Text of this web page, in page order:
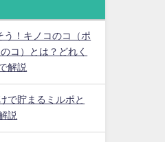
う！キノコのコ（ポ
コ）とは？どれく
解説
で貯まるミルポと
説